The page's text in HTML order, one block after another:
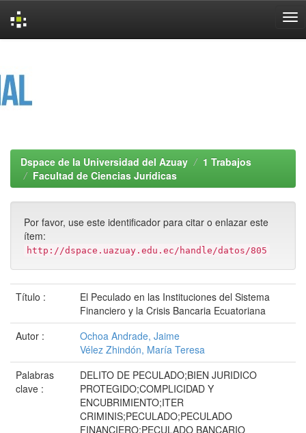
Dspace de la Universidad del Azuay
1 Trabajos
Facultad de Ciencias Jurídicas
Por favor, use este identificador para citar o enlazar este
ítem:
http://dspace.uazuay.edu.ec/handle/datos/805
Título :
El Peculado en las Instituciones del Sistema
Financiero y la Crisis Bancaria Ecuatoriana
Autor :
Ochoa Andrade, Jaime
Vélez Zhindón, María Teresa
Palabras
clave :
DELITO DE PECULADO;BIEN JURIDICO
PROTEGIDO;COMPLICIDAD Y
ENCUBRIMIENTO;ITER
CRIMINIS;PECULADO;PECULADO
FINANCIERO;PECULADO BANCARIO